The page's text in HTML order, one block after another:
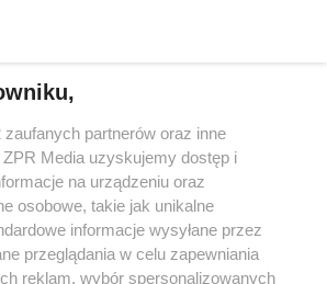
w serwisie nie może być powielany i
rozpowszechniany w jakikolwiek sposób (w
lub mechaniczny) na jakimkolwiek polu
formie, włącznie z umieszczaniem w
zgody właściciela praw. Jakiekolwiek użycie lub
w całości lub w części z naruszeniem prawa,
jest zabronione pod groźbą kary i może być
partnerów oraz inne
Media uzyskujemy dostęp i
na urządzeniu oraz
osobowe, takie jak unikalne
informacje wysyłane przez
przeglądania w celu zapewniania
reklam, wybór spersonalizowanych